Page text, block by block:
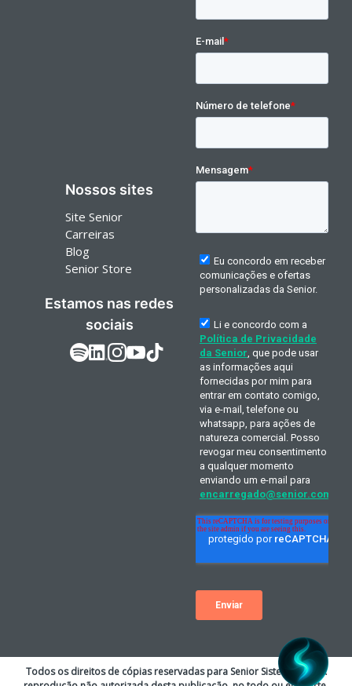
Nossos sites
Site Senior
Carreiras
Blog
Senior Store
Estamos nas redes
sociais
Todos os direitos de cópias reservadas para Senior Sistemas S.A. A